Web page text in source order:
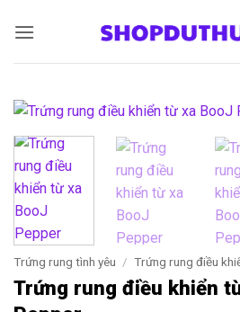
qua
Trứng rung tình yêu / Trứng rung điều
Trứng rung điều khiển